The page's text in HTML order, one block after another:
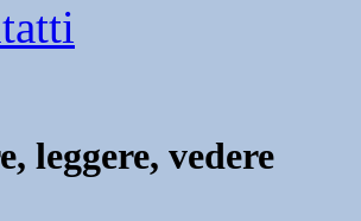
leggere, vedere